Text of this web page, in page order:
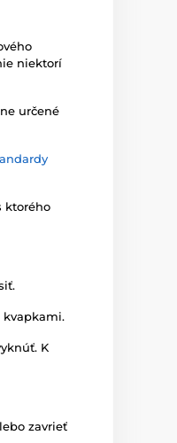
niektorí
určené
ktorého
kvapkami.
K
zavrieť